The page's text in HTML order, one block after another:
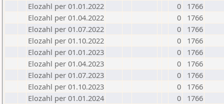
Elozahl per 01.01.2022
0
1766
Elozahl per 01.04.2022
0
1766
Elozahl per 01.07.2022
0
1766
Elozahl per 01.10.2022
0
1766
Elozahl per 01.01.2023
0
1766
Elozahl per 01.04.2023
0
1766
Elozahl per 01.07.2023
0
1766
Elozahl per 01.10.2023
0
1766
Elozahl per 01.01.2024
0
1766